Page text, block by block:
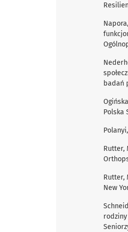
badań
Polska
Rutter,
Rutter,
New